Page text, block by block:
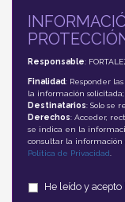
Responsable:
Finalidad: Responder
la información solicitada;
Destinatarios: Solo se
Derechos: Acceder,
se indica en la
consultar la información
Política de Privacidad
He leído y acepto